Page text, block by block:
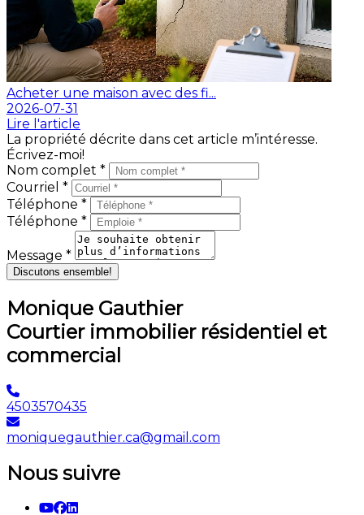
Acheter une maison avec des fi...
2026-07-31
Lire l'article
La propriété décrite dans cet article m’intéresse.
Écrivez-moi!
Nom complet *
Courriel *
Téléphone *
Téléphone *
Message *
Discutons ensemble!
Monique Gauthier
Courtier immobilier résidentiel et
commercial
4503570435
moniquegauthier.ca@gmail.com
Nous suivre